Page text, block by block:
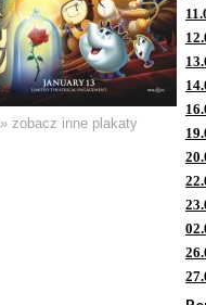
» zobacz inne plakaty